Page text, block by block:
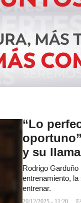
“Lo
y su
Rodrigo
entrenamiento,
entrenar.
20/12/2025 - 11:20